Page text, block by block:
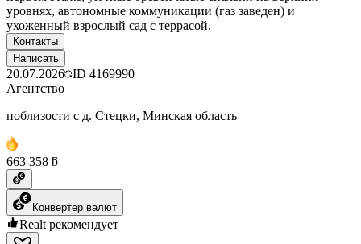
уровнях, автономные коммуникации (газ заведен) и
ухоженный взрослый сад с террасой.
Контакты
Написать
20.07.2026 ID 4169990
Агентство
поблизости с д. Стецки, Минская область
663 358 ƃ
Конвертер валют
Realt рекомендует